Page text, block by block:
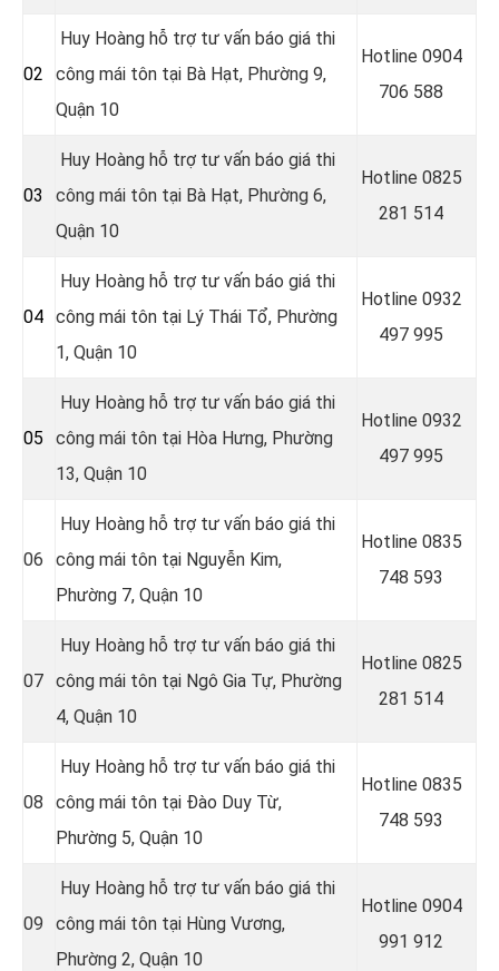
02
Huy Hoàng hỗ trợ tư vấn báo giá thi
công mái tôn tại Bà Hạt, Phường 9,
Quận 10
Hotline 0904
706 588
03
Huy Hoàng hỗ trợ tư vấn báo giá thi
công mái tôn tại Bà Hạt, Phường 6,
Quận 10
Hotline 0825
281 514
04
Huy Hoàng hỗ trợ tư vấn báo giá thi
công mái tôn tại Lý Thái Tổ, Phường
1, Quận 10
Hotline 0932
497 995
05
Huy Hoàng hỗ trợ tư vấn báo giá thi
công mái tôn tại Hòa Hưng, Phường
13, Quận 10
Hotline 0932
497 995
06
Huy Hoàng hỗ trợ tư vấn báo giá thi
công mái tôn tại Nguyễn Kim,
Phường 7, Quận 10
Hotline 0835
748 593
07
Huy Hoàng hỗ trợ tư vấn báo giá thi
công mái tôn tại Ngô Gia Tự, Phường
4, Quận 10
Hotline 0825
281 514
08
Huy Hoàng hỗ trợ tư vấn báo giá thi
công mái tôn tại Đào Duy Từ,
Phường 5, Quận 10
Hotline 0835
748 593
09
Huy Hoàng hỗ trợ tư vấn báo giá thi
công mái tôn tại Hùng Vương,
Phường 2, Quận 10
Hotline 0904
991 912